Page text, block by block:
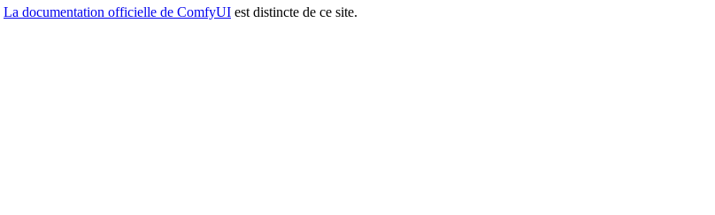
La documentation officielle de ComfyUI est distincte de ce site.